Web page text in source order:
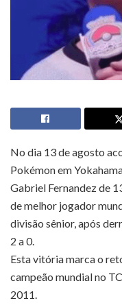
No dia 13 de agosto
Pokémon em
Gabriel Fernandez de
de melhor jogador
divisão sênior, após
2 a 0.
Esta vitória marca o
campeão mundial no
2011.